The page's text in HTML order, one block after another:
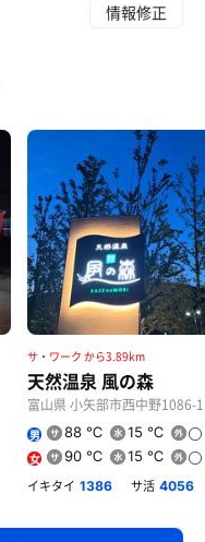
情報修正
サ・ワーク から3.89km
天然温泉 風の森
富山県 小矢部市西中野1086-1
男 88 ℃ 15 ℃
女 90 ℃ 15 ℃
イキタイ 1386 サ活 4056